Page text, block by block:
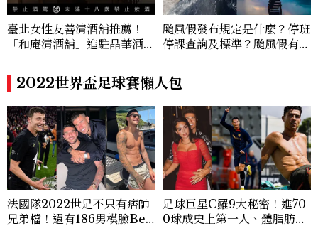
臺北女性友善清酒舖推薦！
「和庵清酒舖」進駐晶華酒
180元起輕鬆微醺
颱風假發布規定是什麼？停班
停課查詢及標準？颱風假有薪
2022世界盃足球賽懶人包
法國隊2022世足不只有痞帥
兄弟檔！還有186男模臉Ben
足球巨星C羅9大秘密！進70
0球成史上第一人、體脂肪長